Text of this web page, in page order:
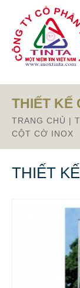
Từ mục này trở xuống
THIẾT KẾ
TRANG CHỦ |
CỘT CỜ INOX
THIẾT